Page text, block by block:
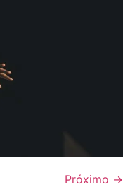
Próximo →